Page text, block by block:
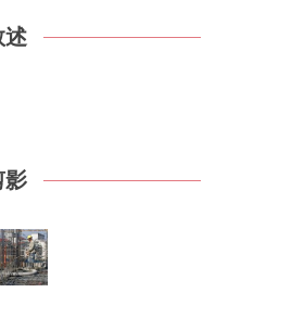
述
影